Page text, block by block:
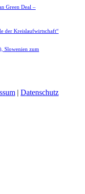
Green Deal –
der Kreislaufwirtschaft“
Slowenien zum
| Datenschutz